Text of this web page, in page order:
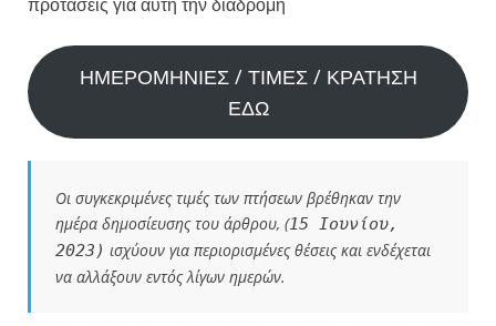
ΗΜΕΡΟΜΗΝΙΕΣ / ΤΙΜΕΣ / ΚΡΑΤΗΣΗ
ΕΔΩ
Οι συγκεκριμένες τιμές των πτήσεων βρέθηκαν την
ημέρα δημοσίευσης του άρθρου, (15 Ιουνίου,
2023) ισχύουν για περιορισμένες θέσεις και ενδέχεται
να αλλάξουν εντός λίγων ημερών.